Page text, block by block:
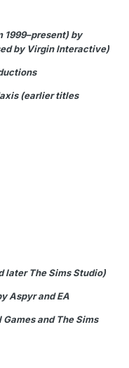
1999–present) by
by Virgin Interactive)
(earlier titles
later The Sims Studio)
Aspyr and EA
and The Sims